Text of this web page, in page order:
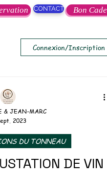
CONTACT Bon
Connexion/Inscription
DE VIN
DU TONNEAU
& JEAN-MARC
2023